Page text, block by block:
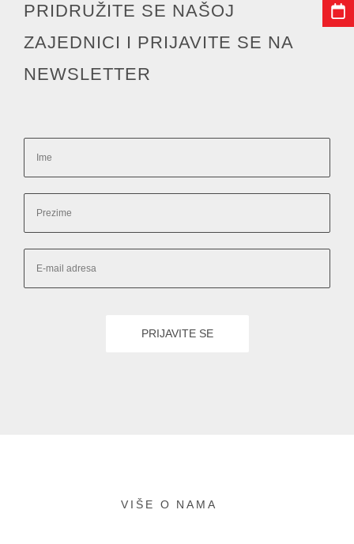
PRIDRUŽITE SE NAŠOJ
ZAJEDNICI I PRIJAVITE SE NA
NEWSLETTER
VIŠE O NAMA